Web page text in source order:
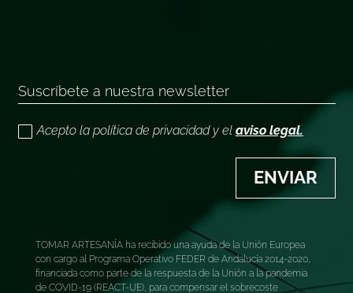
Acepto la política de privacidad y el aviso legal.
ENVIAR
TOMAR ARTESANÍA ha recibido una ayuda de la Unión Europea
con cargo al Programa Operativo FEDER de Andalucía 2014-2020,
financiada como parte de la respuesta de la Unión a la pandemia
de COVID-19 (REACT-UE), para compensar el sobrecoste